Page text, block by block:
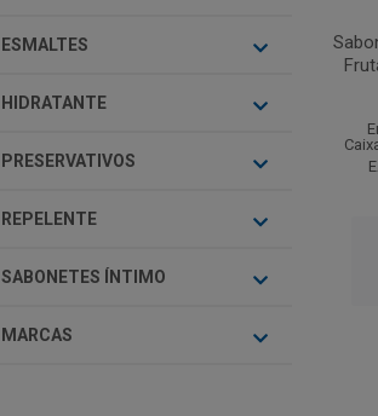
ESMALTES
HIDRATANTE
PRESERVATIVOS
REPELENTE
SABONETES ÍNTIMO
MARCAS